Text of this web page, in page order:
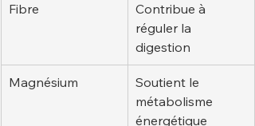
Fibre
Contribue à
réguler la
digestion
Magnésium
Soutient le
métabolisme
énergétique